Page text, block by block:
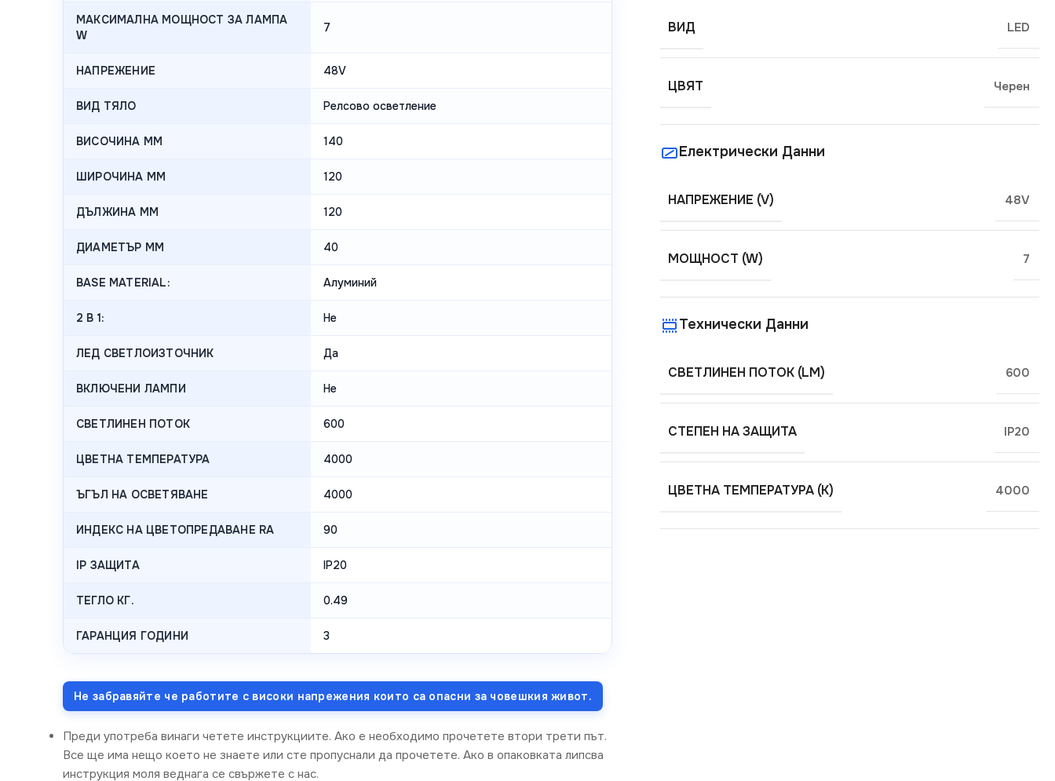
МАКСИМАЛНА МОЩНОСТ ЗА ЛАМПА
W
7
НАПРЕЖЕНИЕ 48V
ВИД ТЯЛО Релсово осветление
ВИСОЧИНА MM 140
ШИРОЧИНА MM 120
ДЪЛЖИНА MM 120
ДИАМЕТЪР MM 40
BASE MATERIAL: Алуминий
2 В 1: Не
ЛЕД СВЕТЛОИЗТОЧНИК Да
ВКЛЮЧЕНИ ЛАМПИ Не
СВЕТЛИНЕН ПОТОК 600
ЦВЕТНА ТЕМПЕРАТУРА 4000
ЪГЪЛ НА ОСВЕТЯВАНЕ 4000
ИНДЕКС НА ЦВЕТОПРЕДАВАНЕ RA 90
IP ЗАЩИТА IP20
ТЕГЛО КГ. 0.49
ГАРАНЦИЯ ГОДИНИ 3
Не забравяйте че работите с високи напрежения които са опасни за човешкия живот.
Преди употреба винаги четете инструкциите. Ако е необходимо прочетете втори трети път.
Все ще има нещо което не знаете или сте пропуснали да прочетете. Ако в опаковката липсва
инструкция моля веднага се свържете с нас.
ВИД LED
ЦВЯТ Черен
Електрически Данни
НАПРЕЖЕНИЕ (V) 48V
МОЩНОСТ (W) 7
Технически Данни
СВЕТЛИНЕН ПОТОК (LM) 600
СТЕПЕН НА ЗАЩИТА IP20
ЦВЕТНА ТЕМПЕРАТУРА (K) 4000